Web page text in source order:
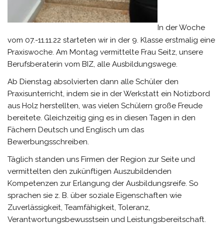
In der Woche
vom 07.-11.11.22 starteten wir in der 9. Klasse erstmalig eine
Praxiswoche. Am Montag vermittelte Frau Seitz, unsere
Berufsberaterin vom BIZ, alle Ausbildungswege.
Ab Dienstag absolvierten dann alle Schüler den
Praxisunterricht, indem sie in der Werkstatt ein Notizbord
aus Holz herstellten, was vielen Schülern große Freude
bereitete. Gleichzeitig ging es in diesen Tagen in den
Fächern Deutsch und Englisch um das
Bewerbungsschreiben.
Täglich standen uns Firmen der Region zur Seite und
vermittelten den zukünftigen Auszubildenden
Kompetenzen zur Erlangung der Ausbildungsreife. So
sprachen sie z. B. über soziale Eigenschaften wie
Zuverlässigkeit, Teamfähigkeit, Toleranz,
Verantwortungsbewusstsein und Leistungsbereitschaft.